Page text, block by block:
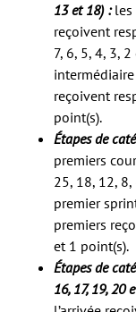
13 et 18) :les
reçoivent
7, 6, 5, 4, 3,
reçoivent
point(s).
Étapes de
premiers
25, 18, 12,
premier
premiers
et 1 point(s).
Étapes de
16, 17, 19, 20